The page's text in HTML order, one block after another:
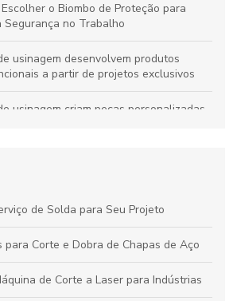
o Biombo de Proteção para
no Trabalho
usinagem desenvolvem produtos
a partir de projetos exclusivos
usinagem criam peças personalizadas
de Solda Ideal para Garantir
no Trabalho
Selecionar a Melhor Opção para
Seguros e Eficazes
de Solda para Seu Projeto
para Corte e Dobra de Chapas de Aço
de Corte a Laser para Indústrias